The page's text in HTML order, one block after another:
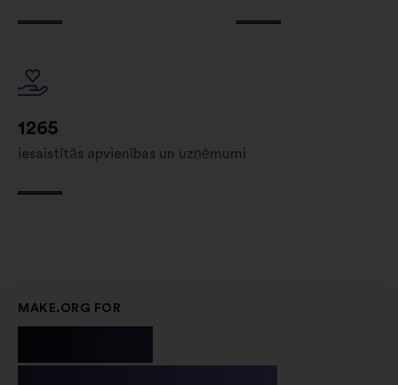
1265
iesaistītās apvienības un uzņēmumi
MAKE.ORG FOR